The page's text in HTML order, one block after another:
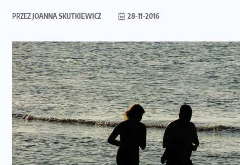
PRZEZJOANNA SKUTKIEWICZ 28-11-2016